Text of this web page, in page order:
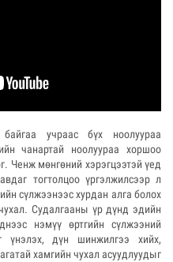
учраас бүх ноолуураа
чанартай ноолуураа хоршоо
Ченж мөнгөний хэрэгцээтэй үед
тогтолцоо үргэлжилсээр л
сүлжээнээс хурдан алга болох
Судалгааны үр дүнд эдийн
нэмүү өртгийн сүлжээний
үнэлэх, дүн шинжилгээ хийх,
хамгийн чухал асуудлуудыг